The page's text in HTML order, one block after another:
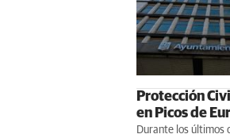
Protección
en Picos de
Durante los últimos